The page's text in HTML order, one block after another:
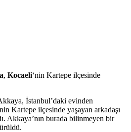
, Kocaeli‘nin Kartepe ilçesinde
İstanbul’daki evinden
Kartepe ilçesinde yaşayan arkadaşı
Akkaya’nın burada bilinmeyen bir